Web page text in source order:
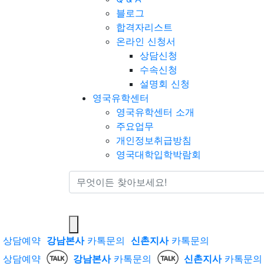
블로그
합격자리스트
온라인 신청서
상담신청
수속신청
설명회 신청
영국유학센터
영국유학센터 소개
주요업무
개인정보취급방침
영국대학입학박람회
통합검색
상담예약 강남본사카톡문의 신촌지사카톡문의
상담예약
강남본사카톡문의 신촌지사카톡문의